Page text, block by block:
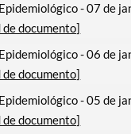
- 07 de
documento]
- 06 de
documento]
- 05 de
documento]